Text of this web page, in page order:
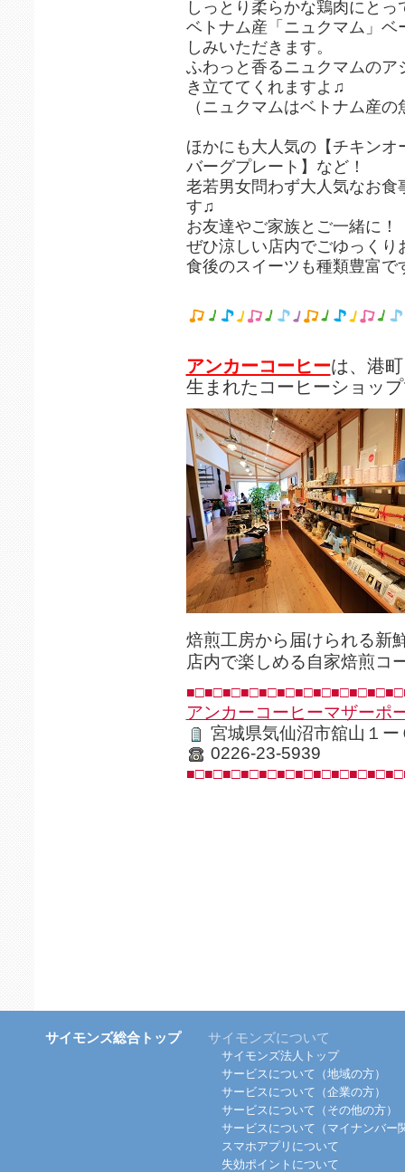
しっとり柔らかな鶏肉にと
ベトナム産「ニュクマム」
しみいただきます。
ふわっと香るニュクマムの
き立ててくれますよ♫
（ニュクマムはベトナム産
ほかにも大人気の【チキン
バーグプレート】など！
老若男女問わず大人気なお
す♫
お友達やご家族とご一緒に！
ぜひ涼しい店内でごゆっく
食後のスイーツも種類豊富で
アンカーコーヒーは、港
生まれたコーヒーショッ
焙煎工房から届けられる新
店内で楽しめる自家焙煎コ
アンカーコーヒーマザーポ
宮城県気仙沼市舘山１ー
0226-23-5939
サイモンズ総合トップ サイモンズについて
サイモンズ法人トップ
サービスについて（地域の方）
サービスについて（企業の方）
サービスについて（その他の方）
サービスについて（マイナンバー
スマホアプリについて
失効ポイントについて